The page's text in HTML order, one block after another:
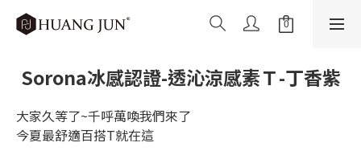
Sorona冰感認證-透沁涼感素Ｔ-丁香紫
大家久等了~千呼萬喚我們來了
今夏最舒適百搭T就在這